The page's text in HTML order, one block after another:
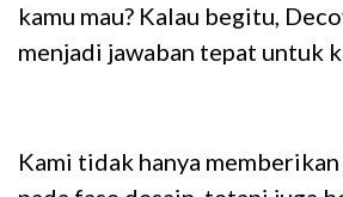
kamu mau? Kalau begitu,
menjadi jawaban tepat untuk
Kami tidak hanya